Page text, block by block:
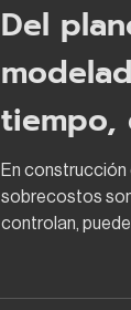
Del
tiempo,
cabeza
En construcción
sobrecostos
controlan,